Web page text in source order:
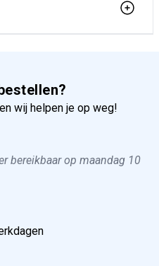
wij helpen je op weg!
bereikbaar op maandag 10